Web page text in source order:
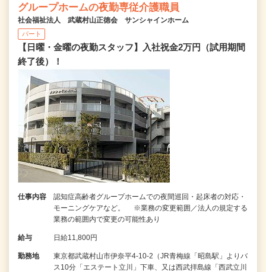
グループホームの夜勤専従介護職員
社会福祉法人 武蔵村山正徳会 サンシャインホーム
パート
【日曜・金曜の夜勤スタッフ】入社祝金2万円（試用期間
終了後）！
仕事内容
認知症高齢者グループホームでの夜間巡回・起床者の対応・
モーニングケアなど。 ※業務の変更範囲／法人の規定する
業務の範囲内で変更の可能性あり
給与 日給11,800円
勤務地
東京都武蔵村山市伊奈平4-10-2（JR青梅線「昭島駅」よりバ
ス10分「エステート立川」下車、又は西武拝島線「西武立川